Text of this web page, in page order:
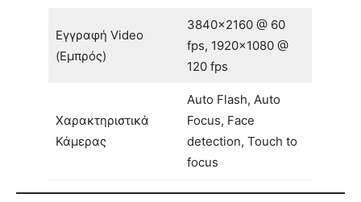
Εγγραφή Video
(Εμπρός)
3840×2160 @ 60
fps, 1920×1080 @
120 fps
Χαρακτηριστικά
Κάμερας
Auto Flash, Auto
Focus, Face
detection, Touch to
focus